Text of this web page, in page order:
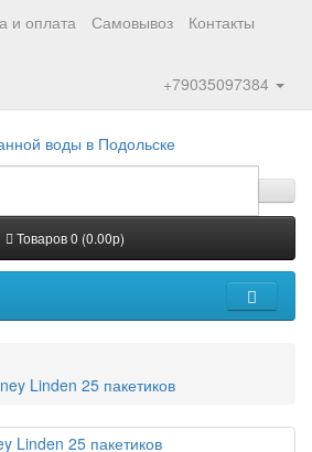
и оплата Самовывоз
Контакты
+79035097384
Товаров 0 (0.00р)
Linden 25 пакетиков